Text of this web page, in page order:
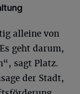
alleine von
geht darum,
sagt Platz.
der Stadt,